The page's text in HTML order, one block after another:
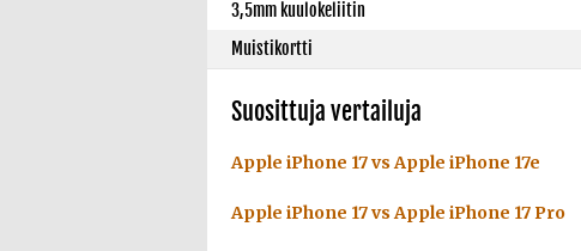
3,5mm kuulokeliitin
Muistikortti
Suosittuja vertailuja
Apple iPhone 17 vs Apple iPhone 17e
Apple iPhone 17 vs Apple iPhone 17 Pro